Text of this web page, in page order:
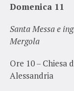
Domenica 11
Santa Messa e
Mergola
Ore 10 – Chiesa
Alessandria